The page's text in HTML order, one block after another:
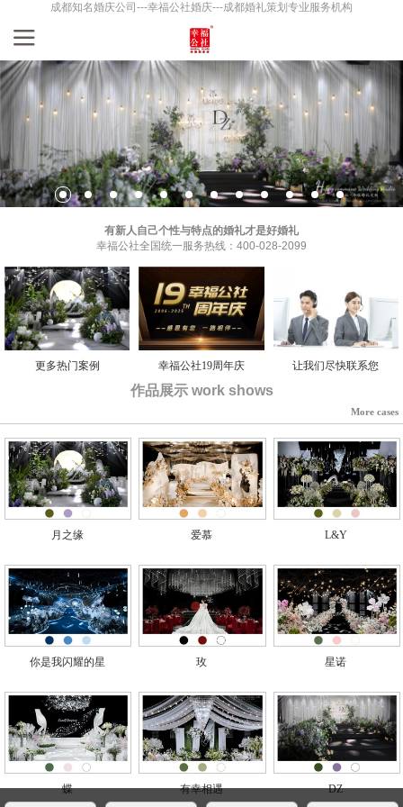
成都知名婚庆公司---幸福公社婚庆---成都婚礼策划专业服务机构
有新人自己个性与特点的婚礼才是好婚礼
幸福公社全国统一服务热线：400-028-2099
更多热门案例 幸福公社19周年庆 让我们尽快联系您
作品展示 work shows
More cases
月之缘 爱慕 L&Y
你是我闪耀的星 玫 星诺
蝶 有幸相遇 DZ